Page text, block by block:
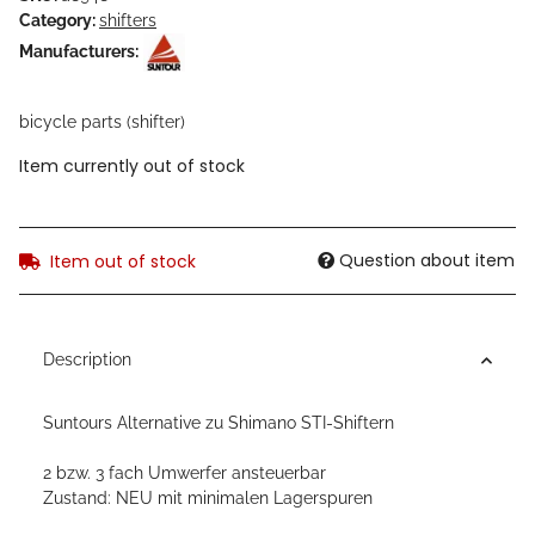
Category:shifters
Manufacturers:
bicycle parts (shifter)
Item currently out of stock
Item out of stock Question about item
Description
Suntours Alternative zu Shimano STI-Shiftern
2 bzw. 3 fach Umwerfer ansteuerbar
Zustand: NEU mit minimalen Lagerspuren